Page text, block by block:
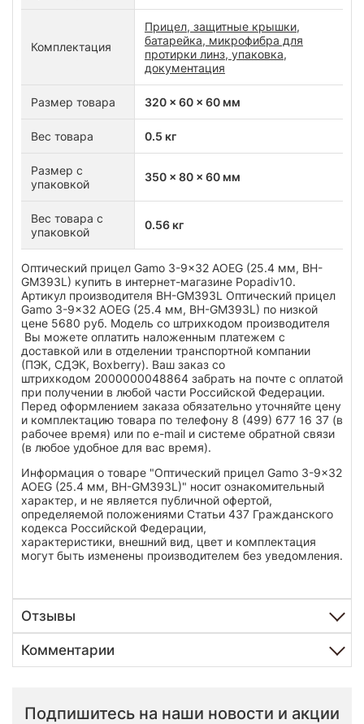
Комплектация
Прицел, защитные крышки,
батарейка, микрофибра для
протирки линз, упаковка,
документация
Размер товара 320 x 60 x 60 мм
Вес товара 0.5 кг
Размер с
упаковкой
350 x 80 x 60 мм
Вес товара с
упаковкой
0.56 кг
Оптический прицел Gamo 3-9x32 AOEG (25.4 мм, BH-
GM393L) купить в интернет-магазине Popadiv10.
Артикул производителя BH-GM393L Оптический прицел
Gamo 3-9x32 AOEG (25.4 мм, BH-GM393L) по низкой
цене 5680 руб. Модель со штрихкодом производителя
Вы можете оплатить наложенным платежем с
доставкой или в отделении транспортной компании
(ПЭК, СДЭК, Boxberry). Ваш заказ со
штрихкодом 2000000048864 забрать на почте с оплатой
при получении в любой части Российской Федерации.
Перед оформлением заказа обязательно уточняйте цену
и комплектацию товара по телефону 8 (499) 677 16 37 (в
рабочее время) или по e-mail и системе обратной связи
(в любое удобное для вас время).
Информация о товаре "Оптический прицел Gamo 3-9x32
AOEG (25.4 мм, BH-GM393L)" носит ознакомительный
характер, и не является публичной офертой,
определяемой положениями Статьи 437 Гражданского
кодекса Российской Федерации,
характеристики, внешний вид, цвет и комплектация
могут быть изменены производителем без уведомления.
Отзывы
Комментарии
Подпишитесь на наши новости и акции